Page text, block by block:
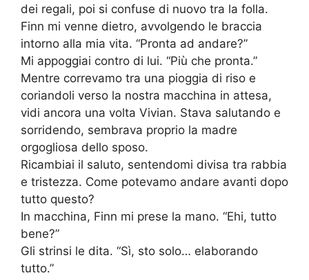
dei regali, poi si confuse di nuovo tra la folla.
Finn mi venne dietro, avvolgendo le braccia
intorno alla mia vita. “Pronta ad andare?”
Mi appoggiai contro di lui. “Più che pronta.”
Mentre correvamo tra una pioggia di riso e
coriandoli verso la nostra macchina in attesa,
vidi ancora una volta Vivian. Stava salutando e
sorridendo, sembrava proprio la madre
orgogliosa dello sposo.
Ricambiai il saluto, sentendomi divisa tra rabbia
e tristezza. Come potevamo andare avanti dopo
tutto questo?
In macchina, Finn mi prese la mano. “Ehi, tutto
bene?”
Gli strinsi le dita. “Sì, sto solo… elaborando
tutto.”